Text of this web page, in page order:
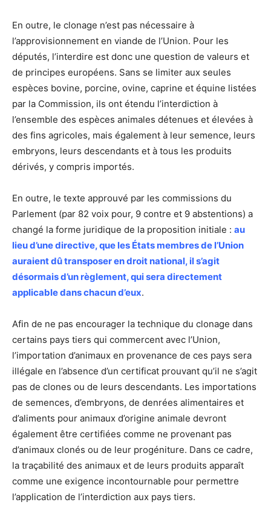
En outre, le clonage n’est pas nécessaire à
l’approvisionnement en viande de l’Union. Pour les
députés, l’interdire est donc une question de valeurs et
de principes européens. Sans se limiter aux seules
espèces bovine, porcine, ovine, caprine et équine listées
par la Commission, ils ont étendu l’interdiction à
l’ensemble des espèces animales détenues et élevées à
des fins agricoles, mais également à leur semence, leurs
embryons, leurs descendants et à tous les produits
dérivés, y compris importés.
En outre, le texte approuvé par les commissions du
Parlement (par 82 voix pour, 9 contre et 9 abstentions) a
changé la forme juridique de la proposition initiale : au
lieu d’une directive, que les États membres de l’Union
auraient dû transposer en droit national, il s’agit
désormais d’un règlement, qui sera directement
applicable dans chacun d’eux.
Afin de ne pas encourager la technique du clonage dans
certains pays tiers qui commercent avec l’Union,
l’importation d’animaux en provenance de ces pays sera
illégale en l’absence d’un certificat prouvant qu’il ne s’agit
pas de clones ou de leurs descendants. Les importations
de semences, d’embryons, de denrées alimentaires et
d’aliments pour animaux d’origine animale devront
également être certifiées comme ne provenant pas
d’animaux clonés ou de leur progéniture. Dans ce cadre,
la traçabilité des animaux et de leurs produits apparaît
comme une exigence incontournable pour permettre
l’application de l’interdiction aux pays tiers.